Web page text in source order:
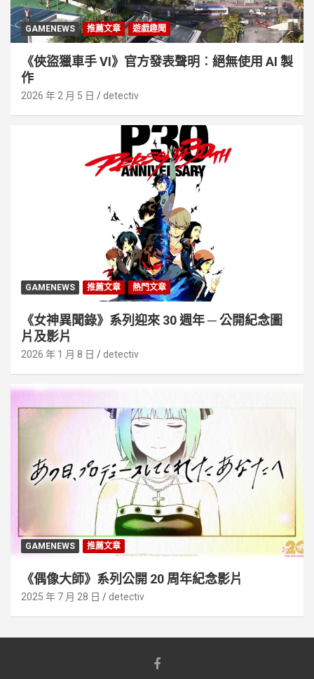
GAMENEWS 推薦文章 遊戲趣聞
《俠盜獵車手 VI》官方發表聲明︰絕無使用 AI 製
作
2026 年 2 月 5 日 detectiv
GAMENEWS 推薦文章 熱門文章
《女神異聞錄》系列迎來 30 週年 ─ 公開紀念圖
片及影片
2026 年 1 月 8 日 detectiv
GAMENEWS 推薦文章
《偶像大師》系列公開 20 周年紀念影片
2025 年 7 月 28 日 detectiv